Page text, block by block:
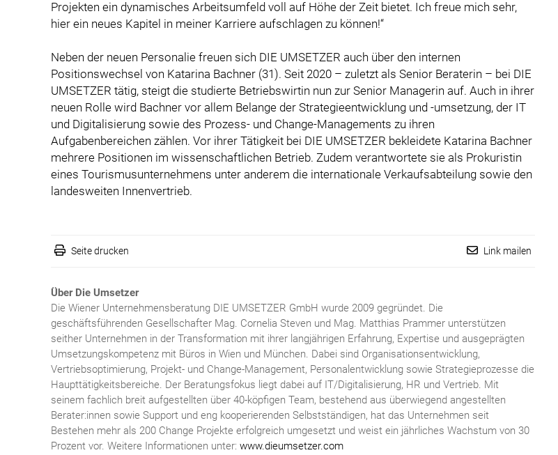
Projekten ein dynamisches Arbeitsumfeld voll auf Höhe der Zeit bietet. Ich freue mich sehr,
hier ein neues Kapitel in meiner Karriere aufschlagen zu können!“
Neben der neuen Personalie freuen sich DIE UMSETZER auch über den internen
Positionswechsel von Katarina Bachner (31). Seit 2020 – zuletzt als Senior Beraterin – bei DIE
UMSETZER tätig, steigt die studierte Betriebswirtin nun zur Senior Managerin auf. Auch in ihrer
neuen Rolle wird Bachner vor allem Belange der Strategieentwicklung und -umsetzung, der IT
und Digitalisierung sowie des Prozess- und Change-Managements zu ihren
Aufgabenbereichen zählen. Vor ihrer Tätigkeit bei DIE UMSETZER bekleidete Katarina Bachner
mehrere Positionen im wissenschaftlichen Betrieb. Zudem verantwortete sie als Prokuristin
eines Tourismusunternehmens unter anderem die internationale Verkaufsabteilung sowie den
landesweiten Innenvertrieb.
Seite drucken Link mailen
Über Die Umsetzer
Die Wiener Unternehmensberatung DIE UMSETZER GmbH wurde 2009 gegründet. Die
geschäftsführenden Gesellschafter Mag. Cornelia Steven und Mag. Matthias Prammer unterstützen
seither Unternehmen in der Transformation mit ihrer langjährigen Erfahrung, Expertise und ausgeprägten
Umsetzungskompetenz mit Büros in Wien und München. Dabei sind Organisationsentwicklung,
Vertriebsoptimierung, Projekt- und Change-Management, Personalentwicklung sowie Strategieprozesse die
Haupttätigkeitsbereiche. Der Beratungsfokus liegt dabei auf IT/Digitalisierung, HR und Vertrieb. Mit
seinem fachlich breit aufgestellten über 40-köpfigen Team, bestehend aus überwiegend angestellten
Berater:innen sowie Support und eng kooperierenden Selbstständigen, hat das Unternehmen seit
Bestehen mehr als 200 Change Projekte erfolgreich umgesetzt und weist ein jährliches Wachstum von 30
Prozent vor. Weitere Informationen unter: www.dieumsetzer.com